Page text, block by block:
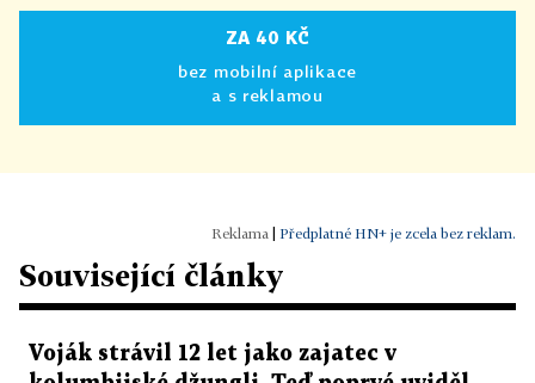
ZA 40 KČ
bez mobilní aplikace
a s reklamou
Předplatné HN+ je zcela bez reklam.
Související články
Voják strávil 12 let jako zajatec v